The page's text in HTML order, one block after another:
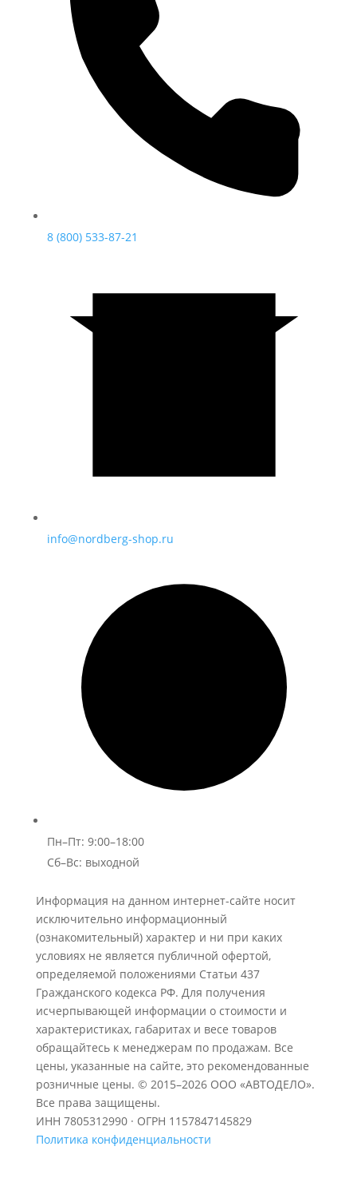
8 (800) 533-87-21
info@nordberg-shop.ru
Пн–Пт: 9:00–18:00
Сб–Вс: выходной
Информация на данном интернет-сайте носит
исключительно информационный
(ознакомительный) характер и ни при каких
условиях не является публичной офертой,
определяемой положениями Статьи 437
Гражданского кодекса РФ. Для получения
исчерпывающей информации о стоимости и
характеристиках, габаритах и весе товаров
обращайтесь к менеджерам по продажам. Все
цены, указанные на сайте, это рекомендованные
розничные цены. © 2015–2026 ООО «АВТОДЕЛО».
Все права защищены.
ИНН 7805312990 · ОГРН 1157847145829
Политика конфиденциальности